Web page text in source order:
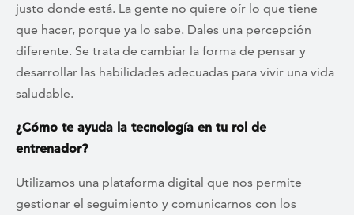
justo donde está. La gente no quiere oír lo que tiene
que hacer, porque ya lo sabe. Dales una percepción
diferente. Se trata de cambiar la forma de pensar y
desarrollar las habilidades adecuadas para vivir una vida
saludable.
¿Cómo te ayuda la tecnología en tu rol de
entrenador?
Utilizamos una plataforma digital que nos permite
gestionar el seguimiento y comunicarnos con los